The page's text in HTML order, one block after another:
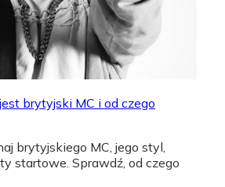
brytyjski MC i od czego
brytyjskiego MC, jego styl,
startowe. Sprawdź, od czego